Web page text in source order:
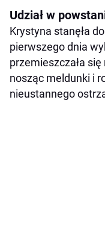
Udział w
Krystyna stanęła
pierwszego dnia
przemieszczała
nosząc meldunki i
nieustannego